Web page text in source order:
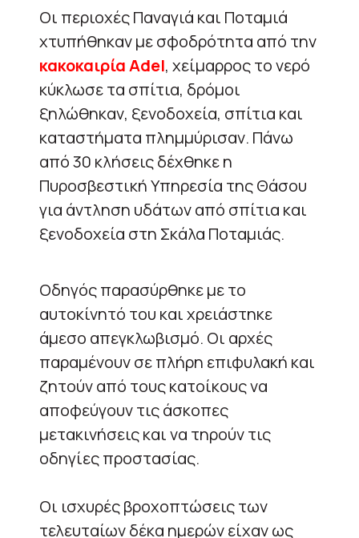
Οι περιοχές Παναγιά και Ποταμιά
χτυπήθηκαν με σφοδρότητα από την
κακοκαιρία Adel, χείμαρρος το νερό
κύκλωσε τα σπίτια, δρόμοι
ξηλώθηκαν, ξενοδοχεία, σπίτια και
καταστήματα πλημμύρισαν. Πάνω
από 30 κλήσεις δέχθηκε η
Πυροσβεστική Υπηρεσία της Θάσου
για άντληση υδάτων από σπίτια και
ξενοδοχεία στη Σκάλα Ποταμιάς.
Οδηγός παρασύρθηκε με το
αυτοκίνητό του και χρειάστηκε
άμεσο απεγκλωβισμό. Οι αρχές
παραμένουν σε πλήρη επιφυλακή και
ζητούν από τους κατοίκους να
αποφεύγουν τις άσκοπες
μετακινήσεις και να τηρούν τις
οδηγίες προστασίας.
Οι ισχυρές βροχοπτώσεις των
τελευταίων δέκα ημερών είχαν ως